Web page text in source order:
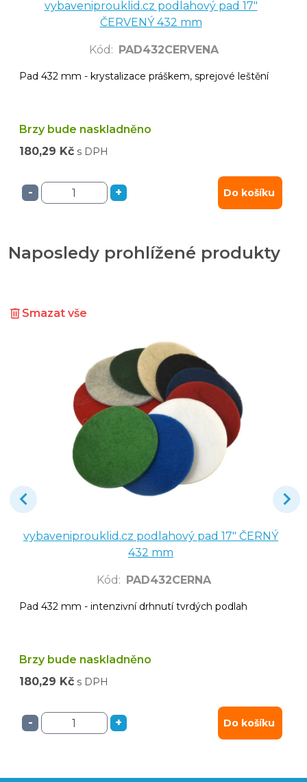
vybaveniprouklid.cz podlahový pad 17"
ČERVENÝ 432 mm
Kód : PAD432CERVENA
Pad 432 mm - krystalizace práškem, sprejové leštění
Brzy bude naskladněno
180,29 Kč s DPH
- + Do košíku
Naposledy prohlížené produkty
Smazat vše
vybaveniprouklid.cz podlahový pad 17" ČERNÝ
432 mm
Kód : PAD432CERNA
Pad 432 mm - intenzivní drhnutí tvrdých podlah
Brzy bude naskladněno
180,29 Kč s DPH
- + Do košíku